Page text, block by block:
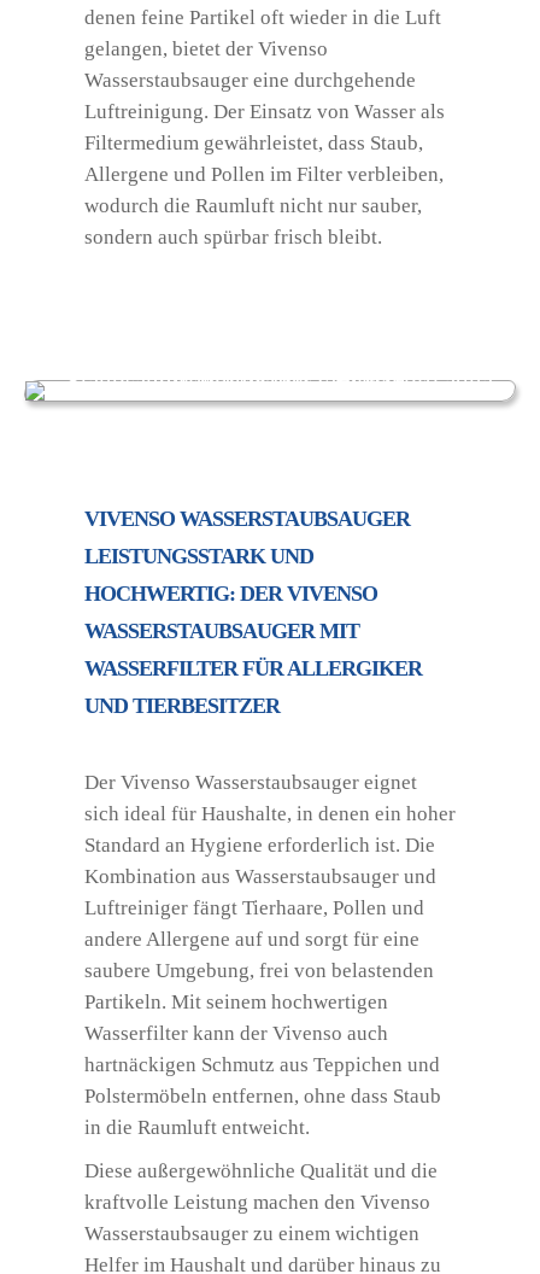
denen feine Partikel oft wieder in die Luft
gelangen, bietet der Vivenso
Wasserstaubsauger eine durchgehende
Luftreinigung. Der Einsatz von Wasser als
Filtermedium gewährleistet, dass Staub,
Allergene und Pollen im Filter verbleiben,
wodurch die Raumluft nicht nur sauber,
sondern auch spürbar frisch bleibt.
VIVENSO WASSERSTAUBSAUGER
LEISTUNGSSTARK UND
HOCHWERTIG: DER VIVENSO
WASSERSTAUBSAUGER MIT
WASSERFILTER FÜR ALLERGIKER
UND TIERBESITZER
Der Vivenso Wasserstaubsauger eignet
sich ideal für Haushalte, in denen ein hoher
Standard an Hygiene erforderlich ist. Die
Kombination aus Wasserstaubsauger und
Luftreiniger fängt Tierhaare, Pollen und
andere Allergene auf und sorgt für eine
saubere Umgebung, frei von belastenden
Partikeln. Mit seinem hochwertigen
Wasserfilter kann der Vivenso auch
hartnäckigen Schmutz aus Teppichen und
Polstermöbeln entfernen, ohne dass Staub
in die Raumluft entweicht.
Diese außergewöhnliche Qualität und die
kraftvolle Leistung machen den Vivenso
Wasserstaubsauger zu einem wichtigen
Helfer im Haushalt und darüber hinaus zu